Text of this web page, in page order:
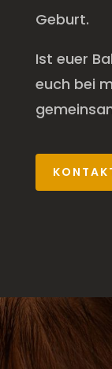
Geburt.
Ist euer
euch bei